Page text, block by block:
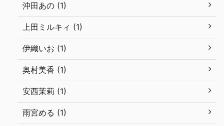
沖田あの (1)
上田ミルキィ (1)
伊織いお (1)
奥村美香 (1)
安西茉莉 (1)
雨宮める (1)